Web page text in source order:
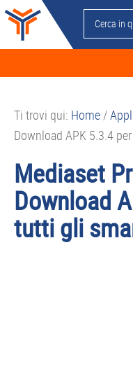
Passa
alla
navigazione
Passa
contenuto
Passa
alla
barra
Passa
piè
Cerca
in
sito
Ti trovi qui: Home/
Download APK 5.3.4
Mediaset
Download
tutti gli